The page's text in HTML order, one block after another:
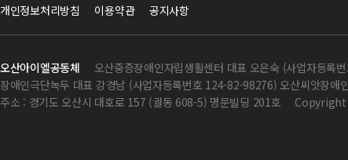
개인정보처리방침 이용약관 공지사항
오산아이엘공동체
오산중증장애인자립생활센터 대표 오은숙 (사업자등
장애인극단녹두 대표 강경남 (사업자등록번호 124-82-98276) 오산씨앗장
주소 : 경기도 오산시 대호로 157 (궐동 608-5) 명문빌딩 201호
Copyright